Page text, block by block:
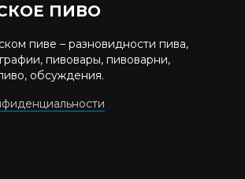
ПИВО
пиве – разновидности пива,
пивовары, пивоварни,
обсуждения.